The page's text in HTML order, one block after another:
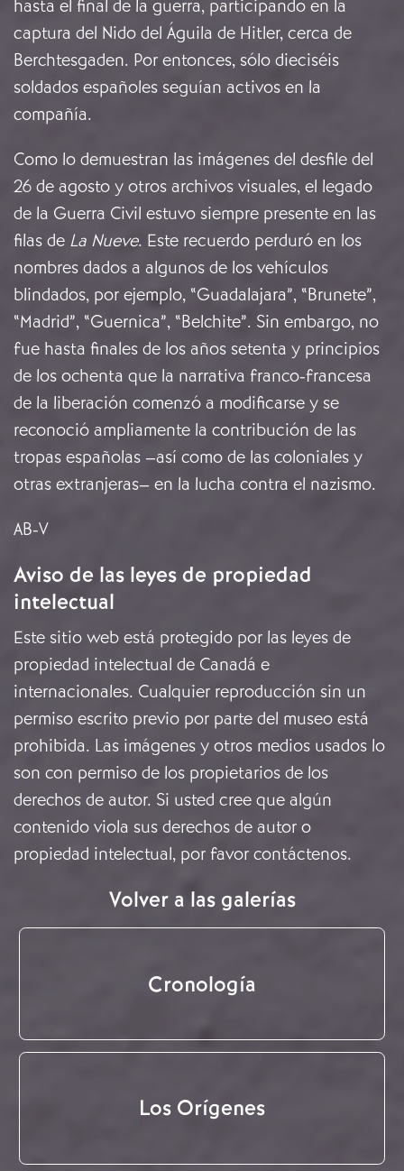
hasta el final de la guerra, participando en la
captura del Nido del Águila de Hitler, cerca de
Berchtesgaden. Por entonces, sólo dieciséis
soldados españoles seguían activos en la
compañía.
Como lo demuestran las imágenes del desfile del
26 de agosto y otros archivos visuales, el legado
de la Guerra Civil estuvo siempre presente en las
filas de La Nueve. Este recuerdo perduró en los
nombres dados a algunos de los vehículos
blindados, por ejemplo, “Guadalajara”, “Brunete”,
“Madrid”, “Guernica”, “Belchite”. Sin embargo, no
fue hasta finales de los años setenta y principios
de los ochenta que la narrativa franco-francesa
de la liberación comenzó a modificarse y se
reconoció ampliamente la contribución de las
tropas españolas –así como de las coloniales y
otras extranjeras– en la lucha contra el nazismo.
AB-V
Aviso de las leyes de propiedad
intelectual
Este sitio web está protegido por las leyes de
propiedad intelectual de Canadá e
internacionales. Cualquier reproducción sin un
permiso escrito previo por parte del museo está
prohibida. Las imágenes y otros medios usados lo
son con permiso de los propietarios de los
derechos de autor. Si usted cree que algún
contenido viola sus derechos de autor o
propiedad intelectual, por favor contáctenos.
Volver a las galerías
Cronología
Los Orígenes